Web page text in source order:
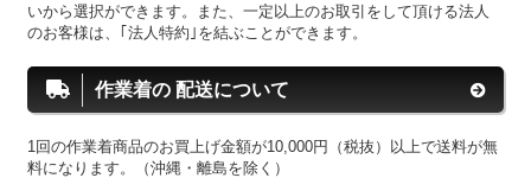
いから選択ができます。また、一定以上のお取引をして頂ける法人
のお客様は、｢法人特約｣を結ぶことができます。
作業着の 配送について
1回の作業着商品のお買上げ金額が10,000円（税抜）以上で送料が無
料になります。（沖縄・離島を除く）